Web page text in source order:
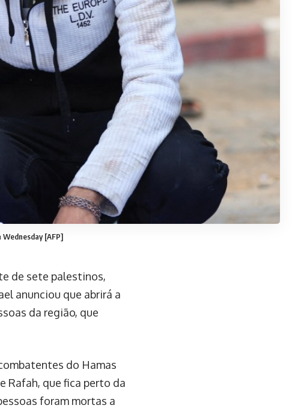
Wednesday [AFP]
de sete palestinos,
anunciou que abrirá a
da região, que
do Hamas
Rafah, que fica perto da
foram mortas a